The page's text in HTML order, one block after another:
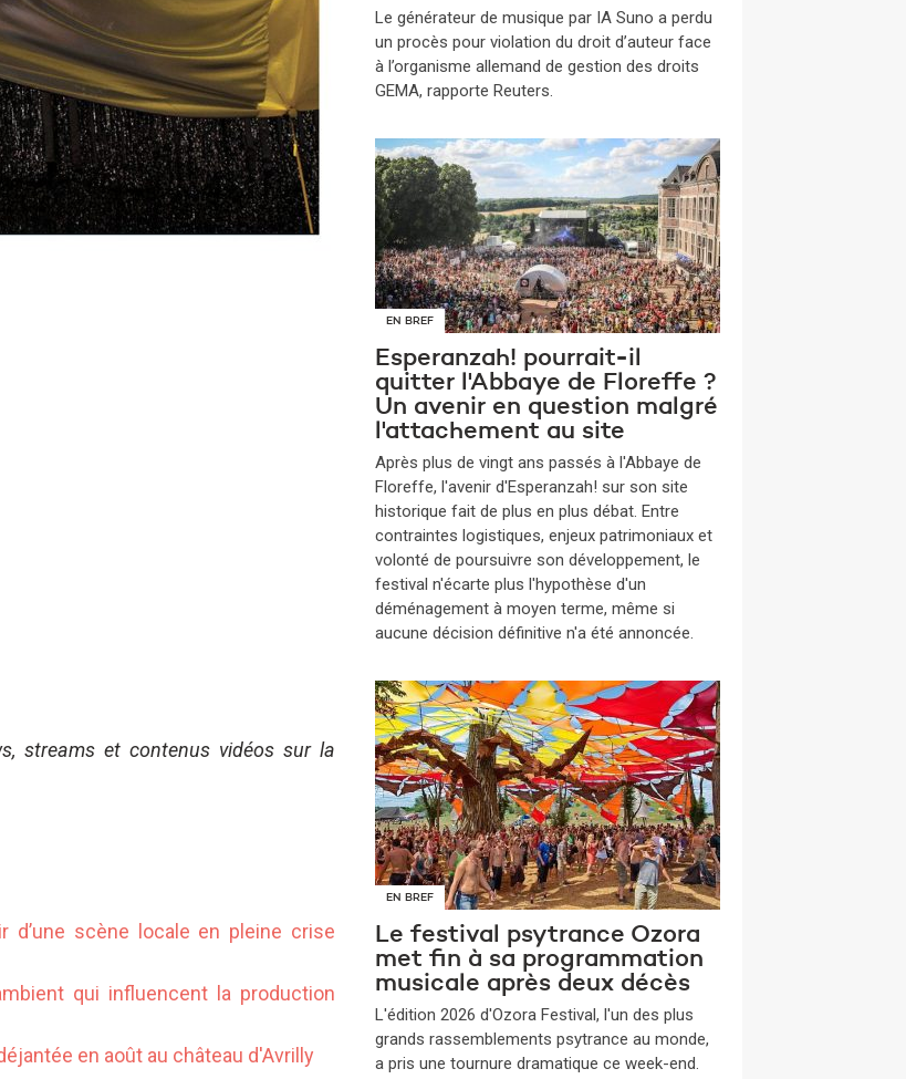
streams et contenus vidéos sur la
d’une scène locale en pleine crise
qui influencent la production
en août au château d'Avrilly
Le générateur de musique par IA Suno a perdu
un procès pour violation du droit d’auteur face
à l’organisme allemand de gestion des droits
GEMA, rapporte Reuters.
EN BREF
Esperanzah! pourrait-il
quitter l'Abbaye de Floreffe ?
Un avenir en question malgré
l'attachement au site
Après plus de vingt ans passés à l'Abbaye de
Floreffe, l'avenir d'Esperanzah! sur son site
historique fait de plus en plus débat. Entre
contraintes logistiques, enjeux patrimoniaux et
volonté de poursuivre son développement, le
festival n'écarte plus l'hypothèse d'un
déménagement à moyen terme, même si
aucune décision définitive n'a été annoncée.
EN BREF
Le festival psytrance Ozora
met fin à sa programmation
musicale après deux décès
L'édition 2026 d'Ozora Festival, l'un des plus
grands rassemblements psytrance au monde,
a pris une tournure dramatique ce week-end.